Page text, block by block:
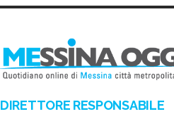
DIRETTORE RESPONSABILE